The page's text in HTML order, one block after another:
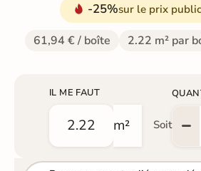
-25%sur le prix
61,94 € / boîte 2.22 m² par
IL ME FAUT
m² Soit